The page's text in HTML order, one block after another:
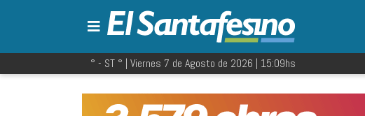
° - ST ° | Viernes 7 de Agosto de 2026 | 15:09hs